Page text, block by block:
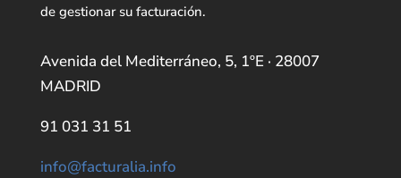
de gestionar su facturación.
Avenida del Mediterráneo, 5, 1ºE · 28007
MADRID
91 031 31 51
info@facturalia.info